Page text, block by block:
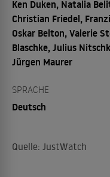
Ken Duken, Natalia
Christian Friedel,
Oskar Belton, Valerie
Blaschke, Julius
Jürgen Maurer
SPRACHE
Deutsch
Quelle: JustWatch